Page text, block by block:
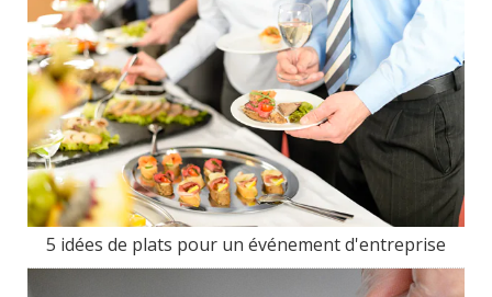
5 idées de plats pour un événement d'entreprise